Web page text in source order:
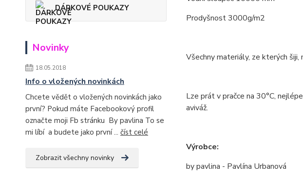
DÁRKOVÉ POUKAZY
Novinky
18.05.2018
Info o vložených novinkách
Chcete vědět o vložených novinkách jako
první? Pokud máte Facebookový profil
označte moji Fb stránku By pavlina To se
mi líbí a budete jako první ... číst celé
Zobrazit všechny novinky
Prodyšnost 3000g/m2
Všechny materiály, ze kterých
Lze prát v pračce na 30°C,
aviváž.
Výrobce:
by pavlina - Pavlína Urbanová